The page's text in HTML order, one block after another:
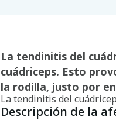
La tendinitis del
cuádriceps. Esto
la rodilla, justo por
La tendinitis del
Descripción de la